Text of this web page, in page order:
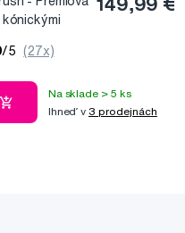
149,99 €
/5 (27x)
Na sklade > 5 ks
Ihneď v 3 prodejnách